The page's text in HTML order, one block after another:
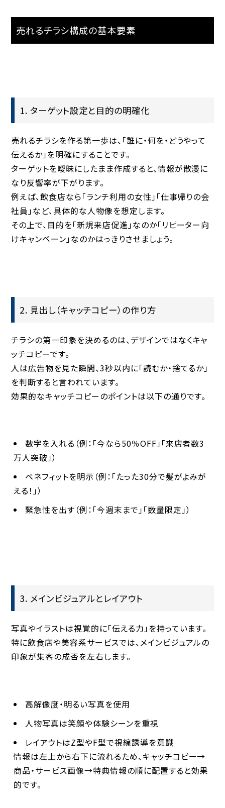
売れるチラシ構成の基本要素
1. ターゲット設定と目的の明確化
売れるチラシを作る第一歩は、 「誰に・何を・どうやって
伝えるか」を明確にすることです。
ターゲットを曖昧にしたまま作成すると、情報が散漫に
なり反響率が下がります。
例えば、飲食店なら「ランチ利用の女性」「仕事帰りの会
社員」など、具体的な人物像を想定します。
その上で、目的を「新規来店促進」なのか「リピーター向
けキャンペーン」なのかはっきりさせましょう。
2. 見出し（キャッチコピー）の作り方
チラシの第一印象を決めるのは、デザインではなくキャ
ッチコピーです。
人は広告物を見た瞬間、3秒以内に「読むか・捨てるか」
を判断する と言われています。
効果的なキャッチコピーのポイントは以下の通りです。
数字を入れる（例：「今なら50％OFF」「来店者数3
万人突破」）
ベネフィットを明示（例：「たった30分で髪がよみが
える！」）
緊急性を出す（例：「今週末まで」「数量限定」）
3. メインビジュアルとレイアウト
写真やイラストは視覚的に「伝える力」を持っています。
特に飲食店や美容系サービスでは、メインビジュアルの
印象が集客の成否を左右します。
高解像度・明るい写真を使用
人物写真は笑顔や体験シーンを重視
レイアウトはZ型やF型で視線誘導を意識
情報は左上から右下に流れるため、キャッチコピー→
商品・サービス画像→特典情報の順に配置すると効果
的です。